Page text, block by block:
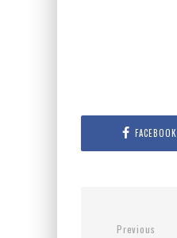
FACEBOOK
Previous